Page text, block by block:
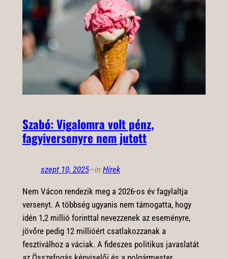
Szabó: Vigalomra volt pénz,
fagyiversenyre nem jutott
szept 10, 2025—in Hírek
Nem Vácon rendezik meg a 2026-os év fagylaltja
versenyt. A többség ugyanis nem támogatta, hogy
idén 1,2 millió forinttal nevezzenek az eseményre,
jövőre pedig 12 millióért csatlakozzanak a
fesztiválhoz a váciak. A fideszes politikus javaslatát